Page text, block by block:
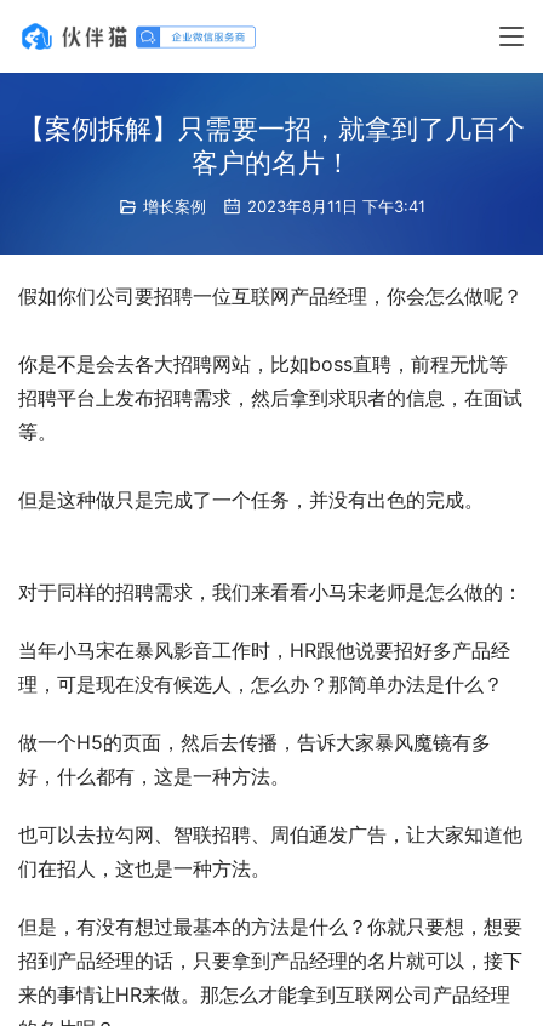
【案例拆解】只需要一招，就拿到了几百个
客户的名片！
增长案例 2023年8月11日 下午3:41
假如你们公司要招聘一位互联网产品经理，你会怎么做呢？
​你是不是会去各大招聘网站，比如boss直聘，前程无忧等
招聘平台上发布招聘需求，然后拿到求职者的信息，在面试
等。
​但是这种做只是完成了一个任务，并没有出色的完成。
对于同样的招聘需求，我们来看看小马宋老师是怎么做的：
当年小马宋在暴风影音工作时，HR跟他说要招好多产品经
理，可是现在没有候选人，怎么办？那简单办法是什么？
做一个H5的页面，然后去传播，告诉大家暴风魔镜有多
好，什么都有，这是一种方法。
也可以去拉勾网、智联招聘、周伯通发广告，让大家知道他
们在招人，这也是一种方法。
但是，有没有想过最基本的方法是什么？你就只要想，想要
招到产品经理的话，只要拿到产品经理的名片就可以，接下
来的事情让HR来做。那怎么才能拿到互联网公司产品经理